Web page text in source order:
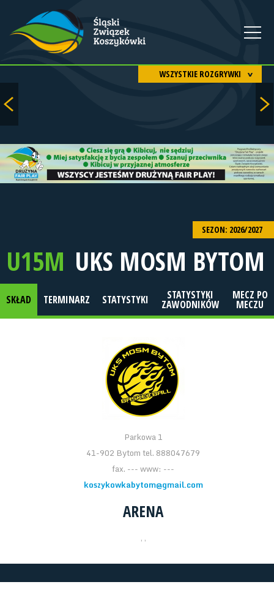
WSZYSTKIE ROZGRYWKI
SEZON: 2026/2027
U15M UKS MOSM BYTOM
SKŁAD TERMINARZ STATYSTYKI STATYSTYKI
ZAWODNIKÓW
MECZ PO
MECZU
Parkowa 1
41-902 Bytom tel. 888047679
fax. --- www: ---
koszykowkabytom@gmail.com
ARENA
, ,